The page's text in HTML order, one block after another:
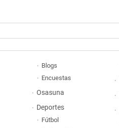
Blogs
Encuestas
Osasuna
Deportes
Fútbol